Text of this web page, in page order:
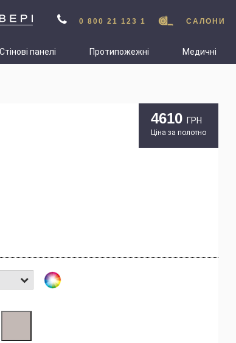
0 800 21 123 1 САЛОНИ
Стінові панелі Протипожежні Медичні
4610 ГРН
Ціна за полотно